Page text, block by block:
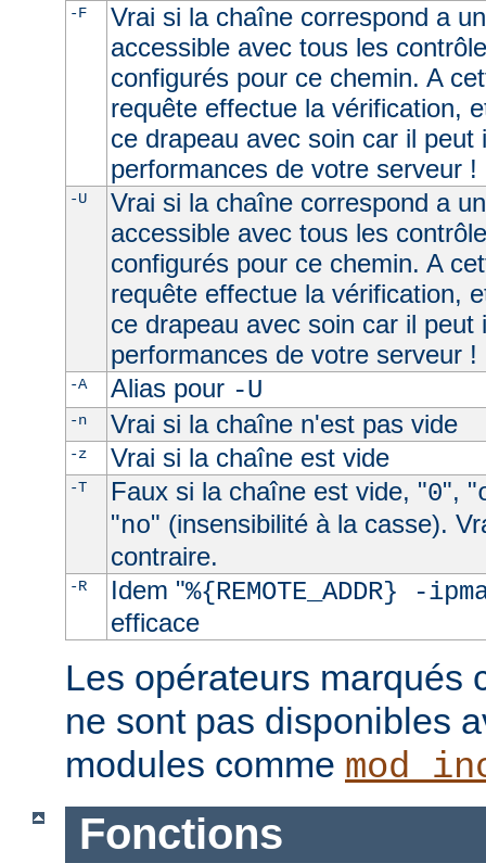
-F
Vrai si la chaîne correspond a
accessible avec tous les
configurés pour ce chemin. A
requête effectue la vérification,
ce drapeau avec soin car il peut
performances de votre serveur !
-U
Vrai si la chaîne correspond a
accessible avec tous les
configurés pour ce chemin. A
requête effectue la vérification,
ce drapeau avec soin car il peut
performances de votre serveur !
-A Alias pour -U
-n Vrai si la chaîne n'est pas vide
-z Vrai si la chaîne est vide
-T Faux si la chaîne est vide, "0", "
"no" (insensibilité à la casse).
contraire.
-R Idem "%{REMOTE_ADDR} -
efficace
Les opérateurs marqués
ne sont pas disponibles
modules comme
Fonctions